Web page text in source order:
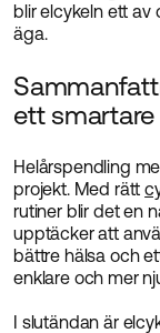
blir elcykeln ett av
äga.
ett
Helårspendling
projekt. Med rätt
rutiner blir det en
upptäcker att
bättre hälsa och
enklare och mer
I slutändan är